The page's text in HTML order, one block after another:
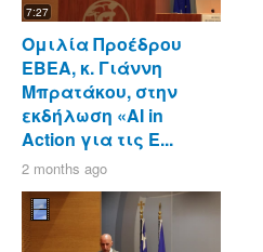
7:27
Ομιλία Προέδρου
ΕΒΕΑ, κ. Γιάννη
Μπρατάκου, στην
εκδήλωση «AI in
Action για τις Ε...
2 months ago